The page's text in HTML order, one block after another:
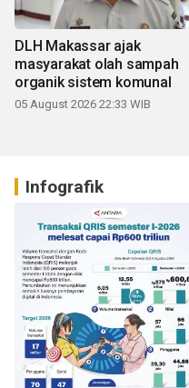
DLH Makassar ajak
masyarakat olah sampah
organik sistem komunal
05 August 2026 22:33 WIB
Infografik